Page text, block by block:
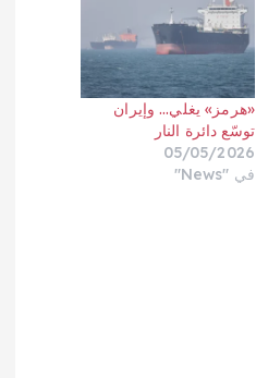
«هرمز» يغلي… وإيران
توسّع دائرة النار
05/05/2026
في "News"